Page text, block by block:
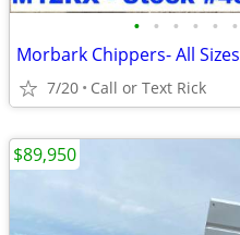
• • • • • •
Morbark Chippers- All Sizes
7/20 Call or Text Rick
$89,950